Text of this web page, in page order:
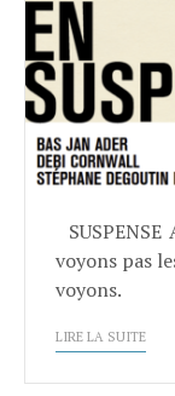
voyons pas
voyons.
LIRE LA SUITE